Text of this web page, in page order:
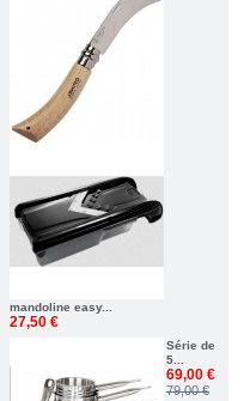
mandoline easy...
27,50 €
Série de
5...
69,00 €
79,00 €